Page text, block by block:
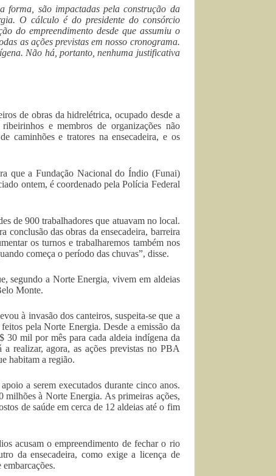
forma, são impactadas pela construção da
O cálculo é do presidente do consórcio
do empreendimento desde que assumiu o
as ações previstas em nosso cronograma.
Não há, portanto, nenhuma justificativa
de obras da hidrelétrica, ocupado desde a
e membros de organizações não
caminhões e tratores na ensecadeira, e os
que a Fundação Nacional do Índio (Funai)
ontem, é coordenado pela Polícia Federal
de 900 trabalhadores que atuavam no local.
conclusão das obras da ensecadeira, barreira
os turnos e trabalharemos também nos
começa o período das chuvas”, disse.
segundo a Norte Energia, vivem em aldeias
Monte.
à invasão dos canteiros, suspeita-se que a
pela Norte Energia. Desde a emissão da
30 mil por mês para cada aldeia indígena da
a realizar, agora, as ações previstas no PBA
habitam a região.
a serem executados durante cinco anos.
milhões à Norte Energia. As primeiras ações,
de saúde em cerca de 12 aldeias até o fim
acusam o empreendimento de fechar o rio
da ensecadeira, como exige a licença de